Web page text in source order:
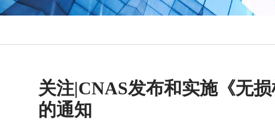
关注|CNAS发布和实施《无
的通知